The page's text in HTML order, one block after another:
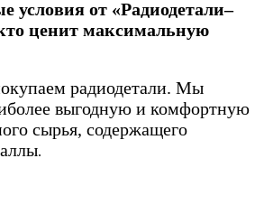
условия от «Радиодетали–
ценит максимальную
радиодетали. Мы
выгодную и комфортную
сырья, содержащего
.